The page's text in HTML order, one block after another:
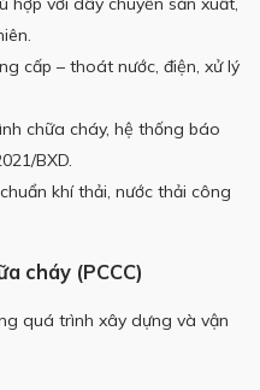
cấp – thoát nước, điện, xử lý
chữa cháy, hệ thống báo
BXD.
khí thải, nước thải công
cháy (PCCC)
quá trình xây dựng và vận